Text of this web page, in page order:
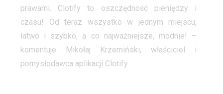
prawami. Clotify to oszczędność pieniędzy i
czasu! Od teraz wszystko w jednym miejscu,
łatwo i szybko, a co najważniejsze, modnie! –
komentuje Mikołaj Krzemiński, właściciel i
pomysłodawca aplikacji Clotify.